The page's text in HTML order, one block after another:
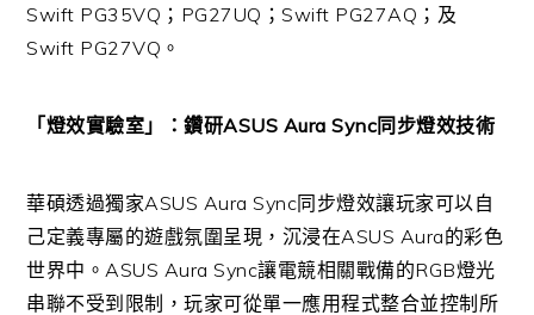
Swift PG35VQ；PG27UQ；Swift PG27AQ；及
Swift PG27VQ。
「燈效實驗室」：鑽研ASUS Aura Sync同步燈效技術
華碩透過獨家ASUS Aura Sync同步燈效讓玩家可以自
己定義專屬的遊戲氛圍呈現，沉浸在ASUS Aura的彩色
世界中。ASUS Aura Sync讓電競相關戰備的RGB燈光
串聯不受到限制，玩家可從單一應用程式整合並控制所